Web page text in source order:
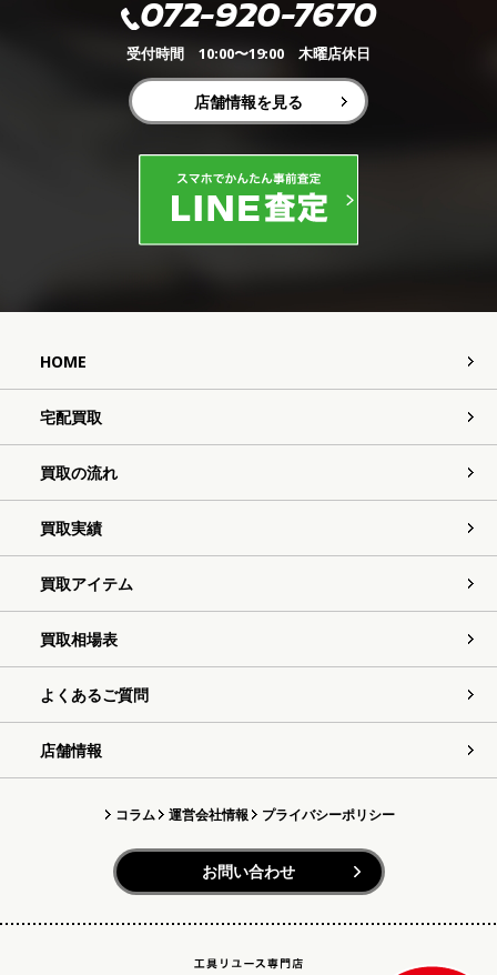
072-920-7670
受付時間 10:00〜19:00 木曜店休日
店舗情報を見る
HOME
宅配買取
買取の流れ
買取実績
買取アイテム
買取相場表
よくあるご質問
店舗情報
コラム 運営会社情報 プライバシーポリシー
お問い合わせ